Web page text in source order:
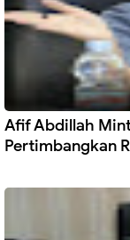
Afif Abdillah
Pertimbangkan